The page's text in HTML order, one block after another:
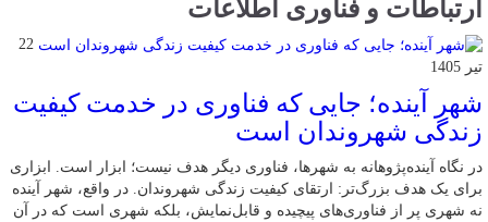
ارتباطات و فناوری اطلاعات
22
تیر 1405
شهر آینده؛ جایی که فناوری در خدمت کیفیت
زندگی شهروندان است
در نگاه آینده‌پژوهانه به شهرها، فناوری دیگر هدف نیست؛ ابزار است. ابزاری
برای یک هدف بزرگ‌تر: ارتقای کیفیت زندگی شهروندان. در واقع، شهر آینده
نه شهری پر از فناوری‌های پیچیده و قابل‌نمایش، بلکه شهری است که در آن